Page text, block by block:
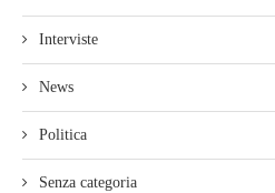
Interviste
News
Politica
Senza categoria